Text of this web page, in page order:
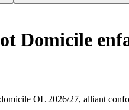
Domicile
OL 2026/27, alliant